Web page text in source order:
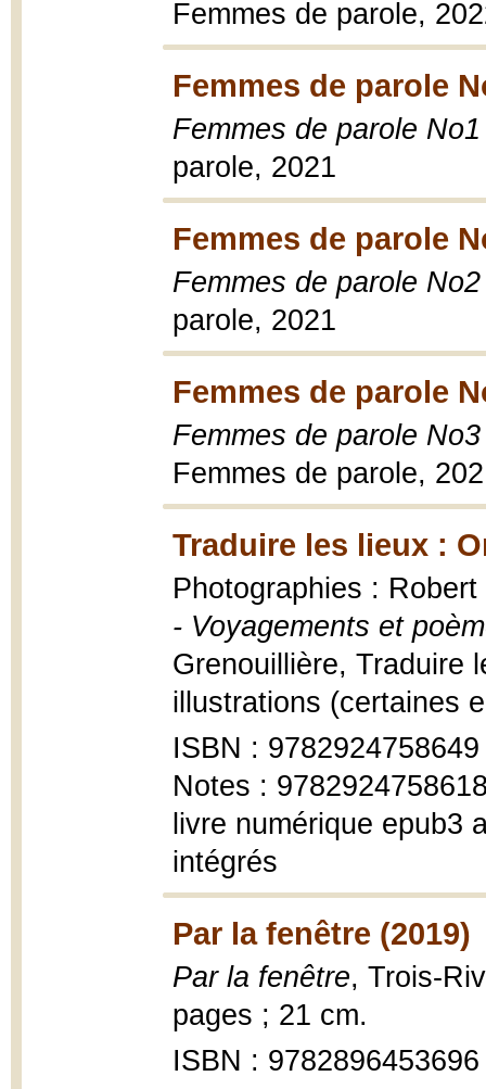
Femmes de parole,
Femmes de parole
Femmes de parole
parole, 2021
Femmes de parole
Femmes de parole
parole, 2021
Femmes de parole
Femmes de parole
Femmes de parole,
Traduire les lieux :
Photographies :
- Voyagements et
Grenouillière, Traduire
illustrations (certaines
ISBN : 9782924758649
Notes :
livre numérique epub3
intégrés
Par la fenêtre (2019)
Par la fenêtre, Trois-
pages ; 21 cm.
ISBN : 9782896453696